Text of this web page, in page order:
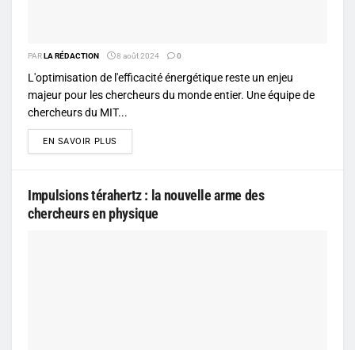
PARLA RÉDACTION 8 août 2024 0
L'optimisation de l'efficacité énergétique reste un enjeu
majeur pour les chercheurs du monde entier. Une équipe de
chercheurs du MIT...
EN SAVOIR PLUS
Impulsions térahertz : la nouvelle arme des
chercheurs en physique